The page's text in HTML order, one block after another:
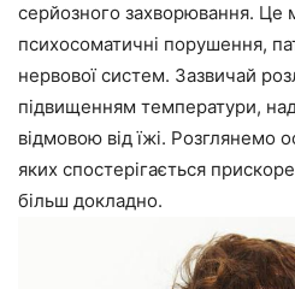
серйозного захворювання. Це
психосоматичні порушення,
нервової систем. Зазвичай
підвищенням температури,
відмовою від їжі. Розглянемо
яких спостерігається
більш докладно.